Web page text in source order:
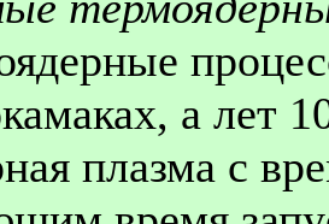
а лет
плазма с